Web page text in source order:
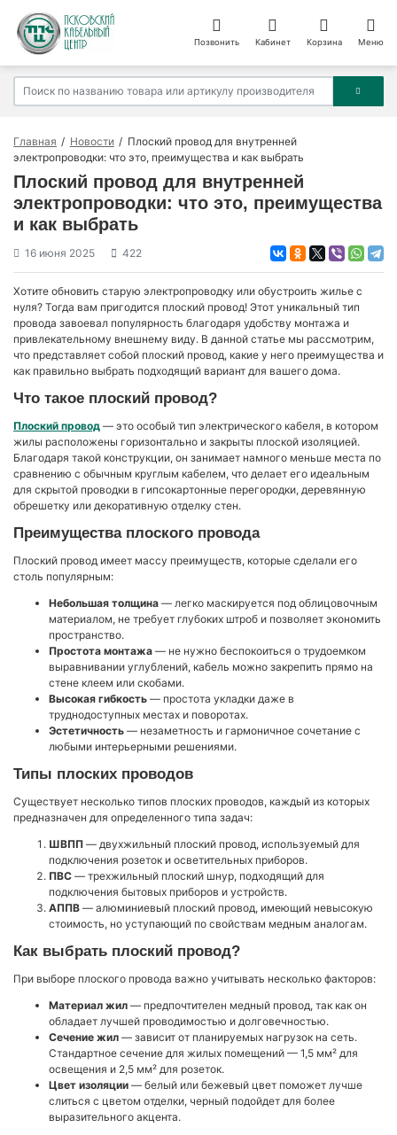
Позвонить Кабинет Корзина Меню
Главная Новости
Плоский провод для внутренней
электропроводки: что это, преимущества и как выбрать
Плоский провод для внутренней
электропроводки: что это, преимущества
и как выбрать
16 июня 2025 422
Хотите обновить старую электропроводку или обустроить жилье с
нуля? Тогда вам пригодится плоский провод! Этот уникальный тип
провода завоевал популярность благодаря удобству монтажа и
привлекательному внешнему виду. В данной статье мы рассмотрим,
что представляет собой плоский провод, какие у него преимущества и
как правильно выбрать подходящий вариант для вашего дома.
Что такое плоский провод?
Плоский провод — это особый тип электрического кабеля, в котором
жилы расположены горизонтально и закрыты плоской изоляцией.
Благодаря такой конструкции, он занимает намного меньше места по
сравнению с обычным круглым кабелем, что делает его идеальным
для скрытой проводки в гипсокартонные перегородки, деревянную
обрешетку или декоративную отделку стен.
Преимущества плоского провода
Плоский провод имеет массу преимуществ, которые сделали его
столь популярным:
Небольшая толщина — легко маскируется под облицовочным
материалом, не требует глубоких штроб и позволяет экономить
пространство.
Простота монтажа — не нужно беспокоиться о трудоемком
выравнивании углублений, кабель можно закрепить прямо на
стене клеем или скобами.
Высокая гибкость — простота укладки даже в
труднодоступных местах и поворотах.
Эстетичность — незаметность и гармоничное сочетание с
любыми интерьерными решениями.
Типы плоских проводов
Существует несколько типов плоских проводов, каждый из которых
предназначен для определенного типа задач:
ШВПП — двухжильный плоский провод, используемый для
подключения розеток и осветительных приборов.
ПВС — трехжильный плоский шнур, подходящий для
подключения бытовых приборов и устройств.
АППВ — алюминиевый плоский провод, имеющий невысокую
стоимость, но уступающий по свойствам медным аналогам.
Как выбрать плоский провод?
При выборе плоского провода важно учитывать несколько факторов:
Материал жил — предпочтителен медный провод, так как он
обладает лучшей проводимостью и долговечностью.
Сечение жил — зависит от планируемых нагрузок на сеть.
Стандартное сечение для жилых помещений — 1,5 мм² для
освещения и 2,5 мм² для розеток.
Цвет изоляции — белый или бежевый цвет поможет лучше
слиться с цветом отделки, черный подойдет для более
выразительного акцента.